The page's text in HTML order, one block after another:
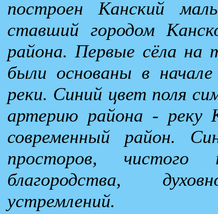
построен Канский
ставший городом
района. Первые сёла на
были основаны в
реки. Синий цвет поля
артерию района - реку
современный район.
просторов,
благородства,
устремлений.